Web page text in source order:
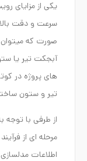
یکی از مزایای
سرعت و دقت
صورت که میتوان
آبجکت تیر یا
های پروژه در
تیر و ستون
مرحله ای از
اطلاعات